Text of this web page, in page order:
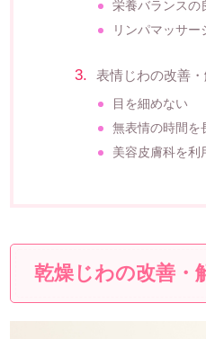
栄養バランスの
リンパマッサー
表情じわの改善
目を細めない
無表情の時間を
美容皮膚科を利
乾燥じわの改善・